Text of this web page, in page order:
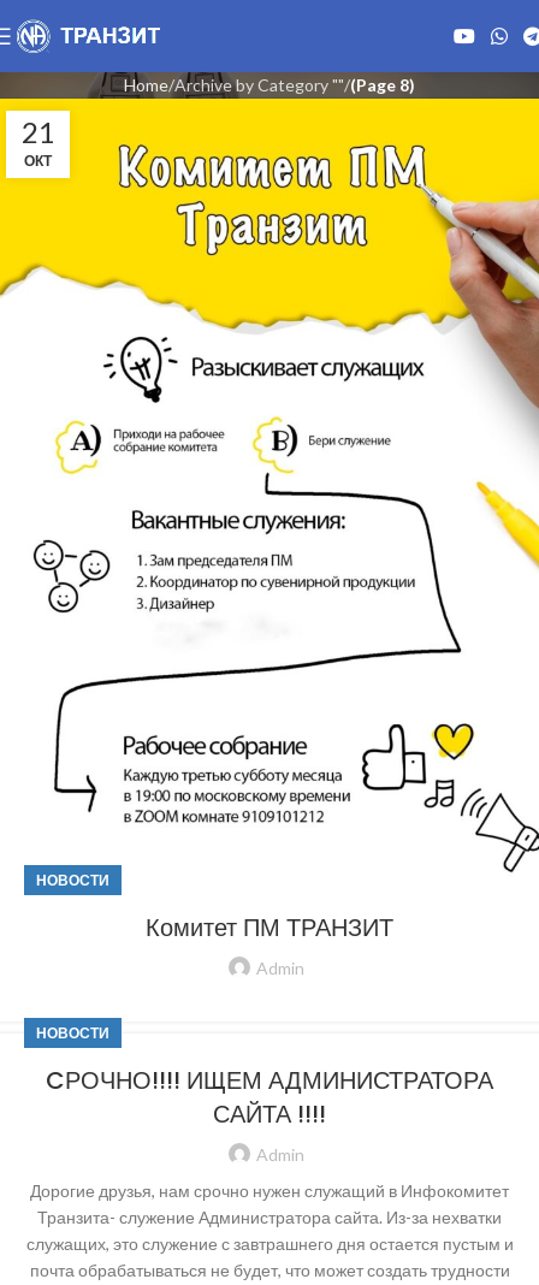
Home Archive by Category "" (Page 8)
21
ОКТ
НОВОСТИ
Комитет ПМ ТРАНЗИТ
Admin
НОВОСТИ
CРОЧНО!!!! ИЩЕМ АДМИНИСТРАТОРА
САЙТА !!!!
Admin
Дорогие друзья, нам срочно нужен служащий в Инфокомитет
Транзита- служение Администратора сайта. Из-за нехватки
служащих, это служение с завтрашнего дня остается пустым и
почта обрабатываться не будет, что может создать трудности